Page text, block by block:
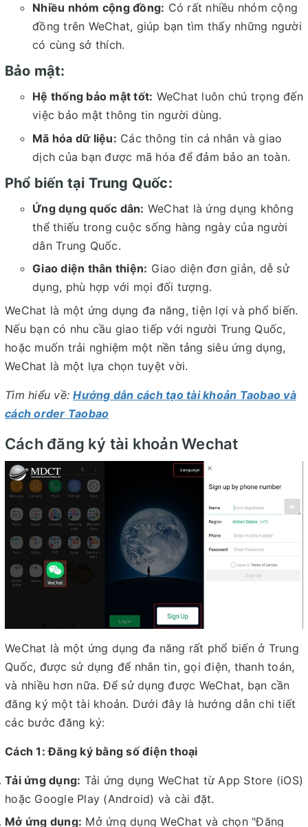
Nhiều nhóm cộng đồng: Có rất nhiều nhóm cộng
đồng trên WeChat, giúp bạn tìm thấy những người
có cùng sở thích.
Bảo mật:
Hệ thống bảo mật tốt: WeChat luôn chú trọng đến
việc bảo mật thông tin người dùng.
Mã hóa dữ liệu: Các thông tin cá nhân và giao
dịch của bạn được mã hóa để đảm bảo an toàn.
Phổ biến tại Trung Quốc:
Ứng dụng quốc dân: WeChat là ứng dụng không
thể thiếu trong cuộc sống hàng ngày của người
dân Trung Quốc.
Giao diện thân thiện: Giao diện đơn giản, dễ sử
dụng, phù hợp với mọi đối tượng.
WeChat là một ứng dụng đa năng, tiện lợi và phổ biến.
Nếu bạn có nhu cầu giao tiếp với người Trung Quốc,
hoặc muốn trải nghiệm một nền tảng siêu ứng dụng,
WeChat là một lựa chọn tuyệt vời.
Tìm hiểu về:Hướng dẫn cách tạo tài khoản Taobao và
cách order Taobao
Cách đăng ký tài khoản Wechat
WeChat là một ứng dụng đa năng rất phổ biến ở Trung
Quốc, được sử dụng để nhắn tin, gọi điện, thanh toán,
và nhiều hơn nữa. Để sử dụng được WeChat, bạn cần
đăng ký một tài khoản. Dưới đây là hướng dẫn chi tiết
các bước đăng ký:
Cách 1: Đăng ký bằng số điện thoại
Tải ứng dụng: Tải ứng dụng WeChat từ App Store (iOS)
hoặc Google Play (Android) và cài đặt.
Mở ứng dụng: Mở ứng dụng WeChat và chọn "Đăng